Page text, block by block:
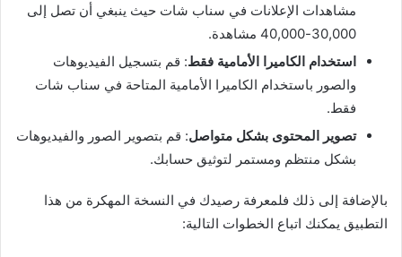
مشاهدات الإعلانات في سناب شات حيث ينبغي أن تصل إلى
30,000-40,000
مشاهدة.
استخدام الكاميرا الأمامية فقط: قم بتسجيل الفيديوهات
والصور باستخدام الكاميرا الأمامية المتاحة في سناب شات
فقط.
تصوير المحتوى بشكل متواصل: قم بتصوير الصور والفيديوهات
بشكل منتظم ومستمر لتوثيق حسابك.
بالإضافة إلى ذلك فلمعرفة رصيدك في النسخة المهكرة من هذا
التطبيق يمكنك اتباع الخطوات التالية: